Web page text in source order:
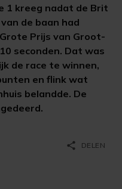
1 kreeg nadat de Brit
de baan had
Prijs van Groot-
seconden. Dat was
de race te winnen,
en flink wat
belandde. De
share DELEN